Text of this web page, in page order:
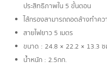
ประสิทธิภาพใน 5 ขั้นตอน
ไส้กรองสามารถถอดล้างทำคว
สายไฟยาว 5 เมตร
ขนาด : 24.8 × 22.2 × 13.3
น้ำหนัก : 2.5กก.